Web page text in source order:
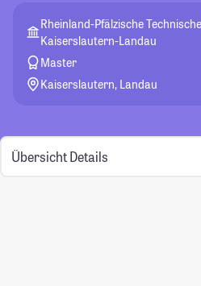
Rheinland-Pfälzische
Kaiserslautern-Landau
Master
Kaiserslautern, Landau
Übersicht Details